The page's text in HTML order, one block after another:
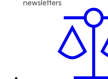
newsletters